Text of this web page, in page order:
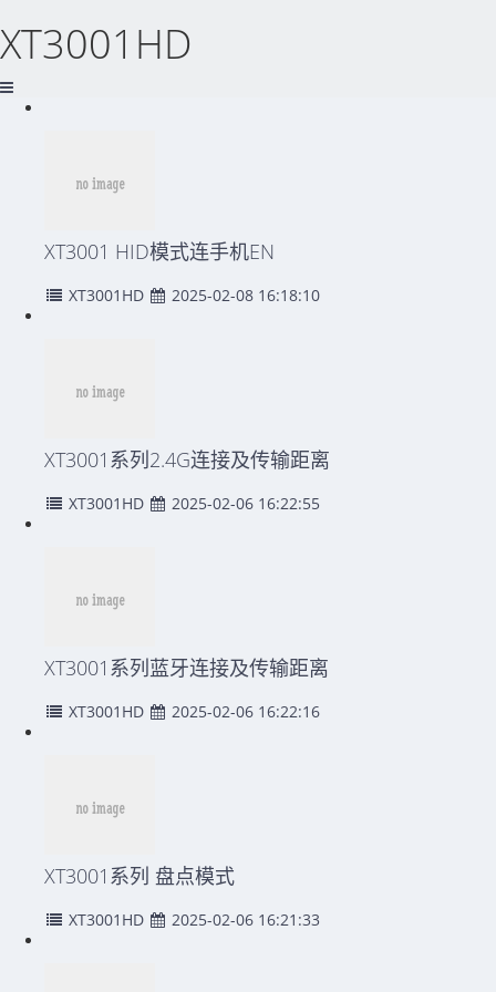
XT3001HD
XT3001 HID模式连手机EN
XT3001HD 2025-02-08 16:18:10
XT3001系列2.4G连接及传输距离
XT3001HD 2025-02-06 16:22:55
XT3001系列蓝牙连接及传输距离
XT3001HD 2025-02-06 16:22:16
XT3001系列 盘点模式
XT3001HD 2025-02-06 16:21:33